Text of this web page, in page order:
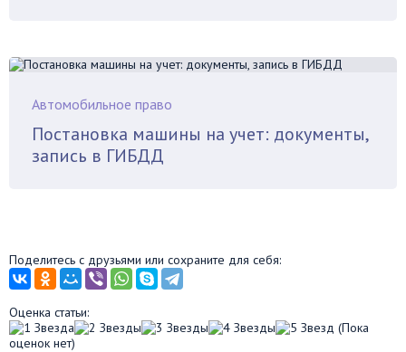
Автомобильное право
Постановка машины на учет: документы,
запись в ГИБДД
Поделитесь с друзьями или сохраните для себя:
Оценка статьи:
(Пока
оценок нет)